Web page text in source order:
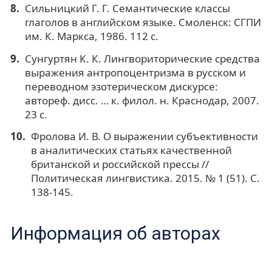
Сильницкий Г. Г. Семантические классы
глаголов в английском языке. Смоленск: СГПИ
им. К. Маркса, 1986. 112 с.
Сунгуртян К. К. Лингвориторические средства
выражения антропоцентризма в русском и
переводном эзотерическом дискурсе:
автореф. дисс. … к. филол. н. Краснодар, 2007.
23 с.
Фролова И. В. О выражении субъективности
в аналитических статьях качественной
британской и российской прессы //
Политическая лингвистика. 2015. № 1 (51). С.
138-145.
Информация об авторах